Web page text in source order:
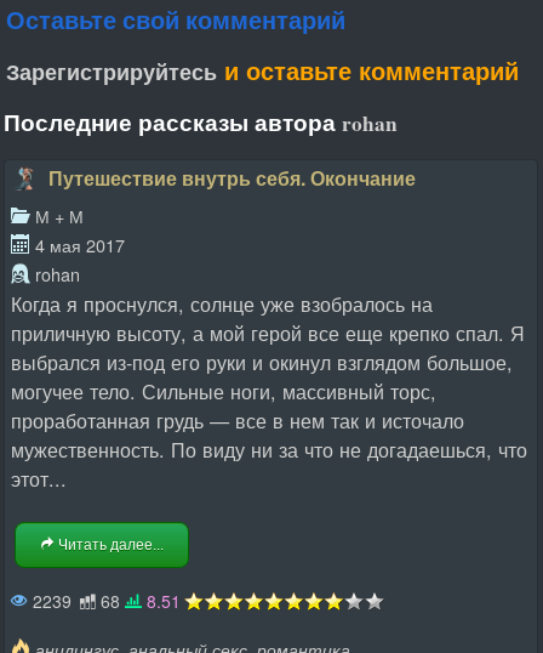
Оставьте свой комментарий
Зарегистрируйтесь и оставьте комментарий
Последние рассказы автора rohan
Путешествие внутрь себя. Окончание
М + М
4 мая 2017
rohan
Когда я проснулся, солнце уже взобралось на
приличную высоту, а мой герой все еще крепко спал. Я
выбрался из-под его руки и окинул взглядом большое,
могучее тело. Сильные ноги, массивный торс,
проработанная грудь — все в нем так и источало
мужественность. По виду ни за что не догадаешься, что
этот...
Читать далее...
2239 68
8.51